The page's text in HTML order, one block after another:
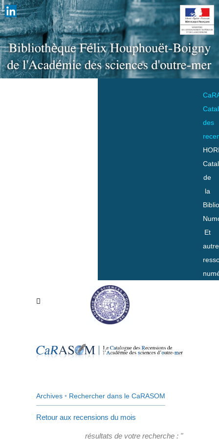
des
de
la
Et
Archives • Rechercher dans le CaRASOM
Retour aux recensions du mois
résultats de votre recherche : "